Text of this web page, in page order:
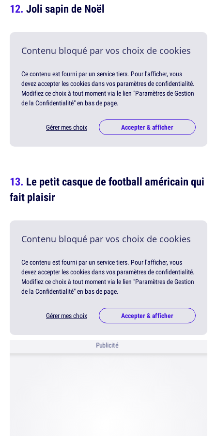
Joli sapin de Noël
Contenu bloqué par vos choix de cookies
Ce contenu est fourni par un service tiers. Pour l'afficher, vous
devez accepter les cookies dans vos paramètres de confidentialité.
Modifiez ce choix à tout moment via le lien "Paramètres de Gestion
de la Confidentialité" en bas de page.
Gérer mes choix Accepter & afficher
Le petit casque de football américain qui
fait plaisir
Contenu bloqué par vos choix de cookies
Ce contenu est fourni par un service tiers. Pour l'afficher, vous
devez accepter les cookies dans vos paramètres de confidentialité.
Modifiez ce choix à tout moment via le lien "Paramètres de Gestion
de la Confidentialité" en bas de page.
Gérer mes choix Accepter & afficher
Publicité